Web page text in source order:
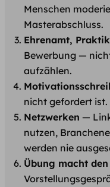
Menschen
Masterabschluss.
Ehrenamt,
Bewerbung —
aufzählen.
nicht gefordert
Netzwerken —
nutzen,
werden nie
Übung macht